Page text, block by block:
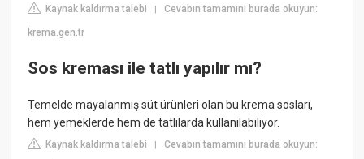
Kaynak kaldırma talebi |Cevabın tamamını burada okuyun:
krema.gen.tr
Sos kreması ile tatlı yapılır mı?
Temelde mayalanmış süt ürünleri olan bu krema sosları,
hem yemeklerde hem de tatlılarda kullanılabiliyor.
Kaynak kaldırma talebi |Cevabın tamamını burada okuyun: